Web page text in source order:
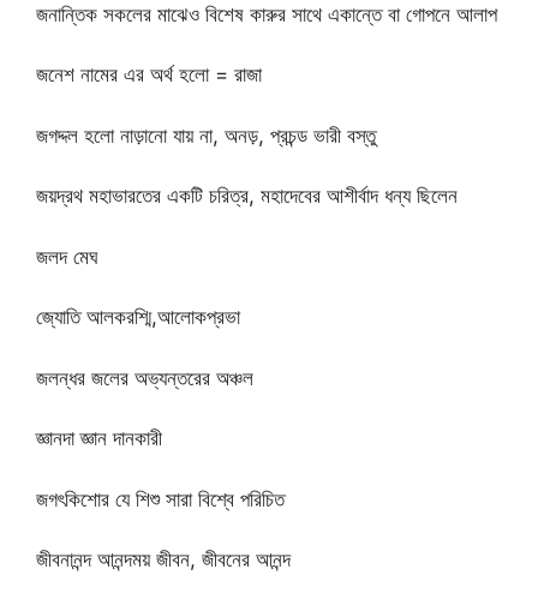
জনান্তিক সকলের মাঝেও বিশেষ কারুর সাথে একান্তে বা গোপনে আলাপ
জনেশ নামের এর অর্থ হলো = রাজা
জগদ্দল হলো নাড়ানো যায় না, অনড়, প্রচন্ড ভারী বস্তু
জয়দ্রথ মহাভারতের একটি চরিত্র, মহাদেবের আশীর্বাদ ধন্য ছিলেন
জলদ মেঘ
জ্যোতি আলকরশ্মি,আলোকপ্রভা
জলন্ধর জলের অভ্যন্তরের অঞ্চল
জ্ঞানদা জ্ঞান দানকারী
জগৎকিশোর যে শিশু সারা বিশ্বে পরিচিত
জীবনানন্দ আনন্দময় জীবন, জীবনের আনন্দ